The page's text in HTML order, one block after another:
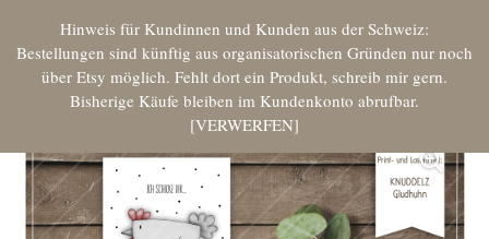
Hinweis für Kundinnen und Kunden aus der Schweiz:
Bestellungen sind künftig aus organisatorischen Gründen nur noch
über Etsy möglich. Fehlt dort ein Produkt, schreib mir gern.
Bisherige Käufe bleiben im Kundenkonto abrufbar.
VERWERFEN